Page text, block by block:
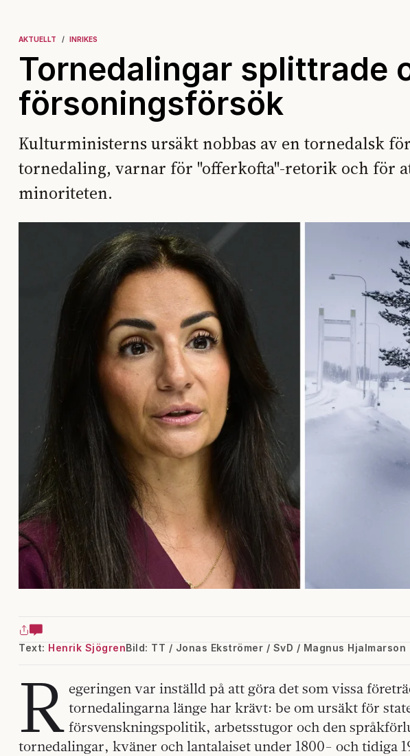
AKTUELLT INRIKES
Tornedalingar splittrade
försoningsförsök
Kulturministerns ursäkt nobbas av en tornedalsk
tornedaling, varnar för "offerkofta"-retorik och för
minoriteten.
Text: Henrik SjögrenBild: TT / Jonas Ekströmer / SvD / Magnus Hjalmarson
R egeringen var inställd på att göra det som vissa
tornedalingarna länge har krävt: be om ursäkt för
försvenskningspolitik, arbetsstugor och den
tornedalingar, kväner och lantalaiset under 1800- och tidiga